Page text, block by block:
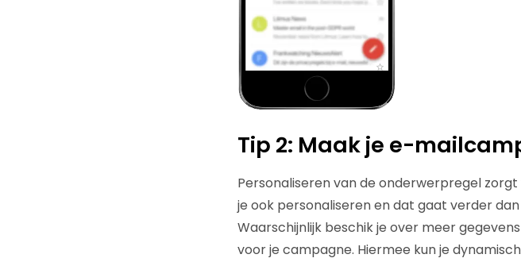
Tip 2: Maak je e-
Personaliseren van de onderwerpregel
je ook personaliseren en dat gaat verder
Waarschijnlijk beschik je over meer
voor je campagne. Hiermee kun je